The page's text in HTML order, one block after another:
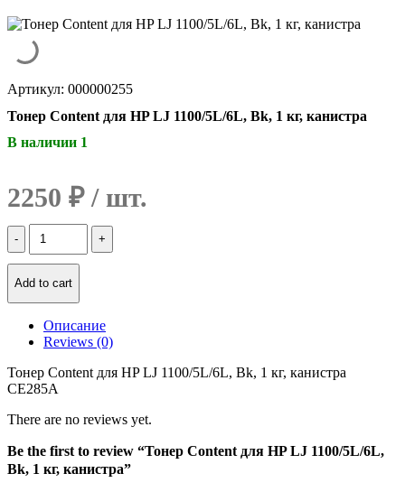
Артикул: 000000255
Тонер Content для HP LJ 1100/5L/6L, Bk, 1 кг, канистра
В наличии 1
2250 ₽
Количество
Тонер
Content
для
1100/5L/6L,
кг,
канистра
Add to cart
Описание
Reviews (0)
Тонер Content для HP LJ 1100/5L/6L, Bk, 1 кг, канистра
CE285A
There are no reviews yet.
Be the first to review “Тонер Content для HP LJ 1100/5L/6L,
Bk, 1 кг, канистра”